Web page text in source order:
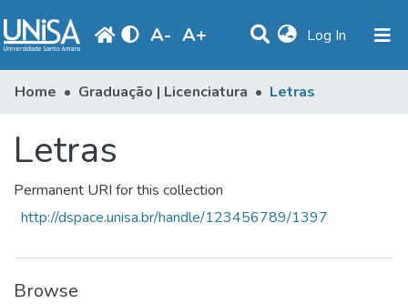
A- A+ Log In (current)
Statistics
Browse
Produção Docente
Home Graduação | Licenciatura Letras
Letras
Permanent URI for this collection
http://dspace.unisa.br/handle/123456789/1397
Browse